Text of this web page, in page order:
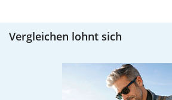
Vergleichen lohnt sich